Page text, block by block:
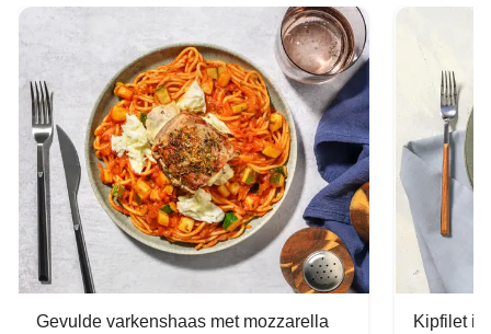
Gevulde varkenshaas met mozzarella Kipfilet in